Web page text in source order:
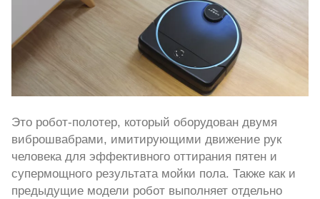
Это робот-полотер, который оборудован двумя
виброшвабрами, имитирующими движение рук
человека для эффективного оттирания пятен и
супермощного результата мойки пола. Также как и
предыдущие модели робот выполняет отдельно